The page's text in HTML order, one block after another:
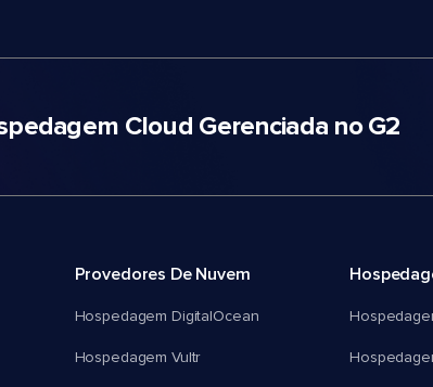
Cloud Gerenciada no G2
Provedores De Nuvem
Hospedagem DigitalOcean
Hospedagem Vultr